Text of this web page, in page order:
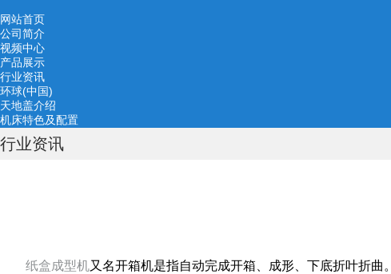
网站首页
公司简介
视频中心
产品展示
行业资讯
环球(中国)
天地盖介绍
机床特色及配置
行业资讯
纸盒成型机又名开箱机是指自动完成开箱、成形、下底折叶折